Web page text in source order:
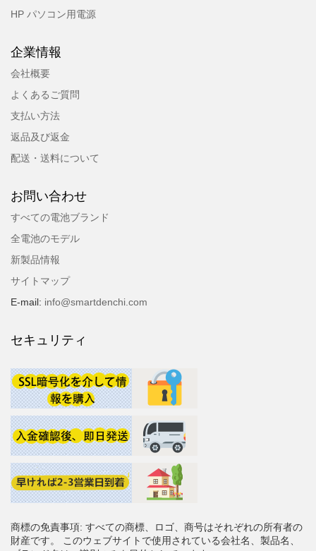
HP パソコン用電源
企業情報
会社概要
よくあるご質問
支払い方法
返品及び返金
配送・送料について
お問い合わせ
すべての電池ブランド
全電池のモデル
新製品情報
サイトマップ
E-mail: info@smartdenchi.com
セキュリティ
商標の免責事項: すべての商標、ロゴ、商号はそれぞれの所有者の
財産です。 このウェブサイトで使用されている会社名、製品名、